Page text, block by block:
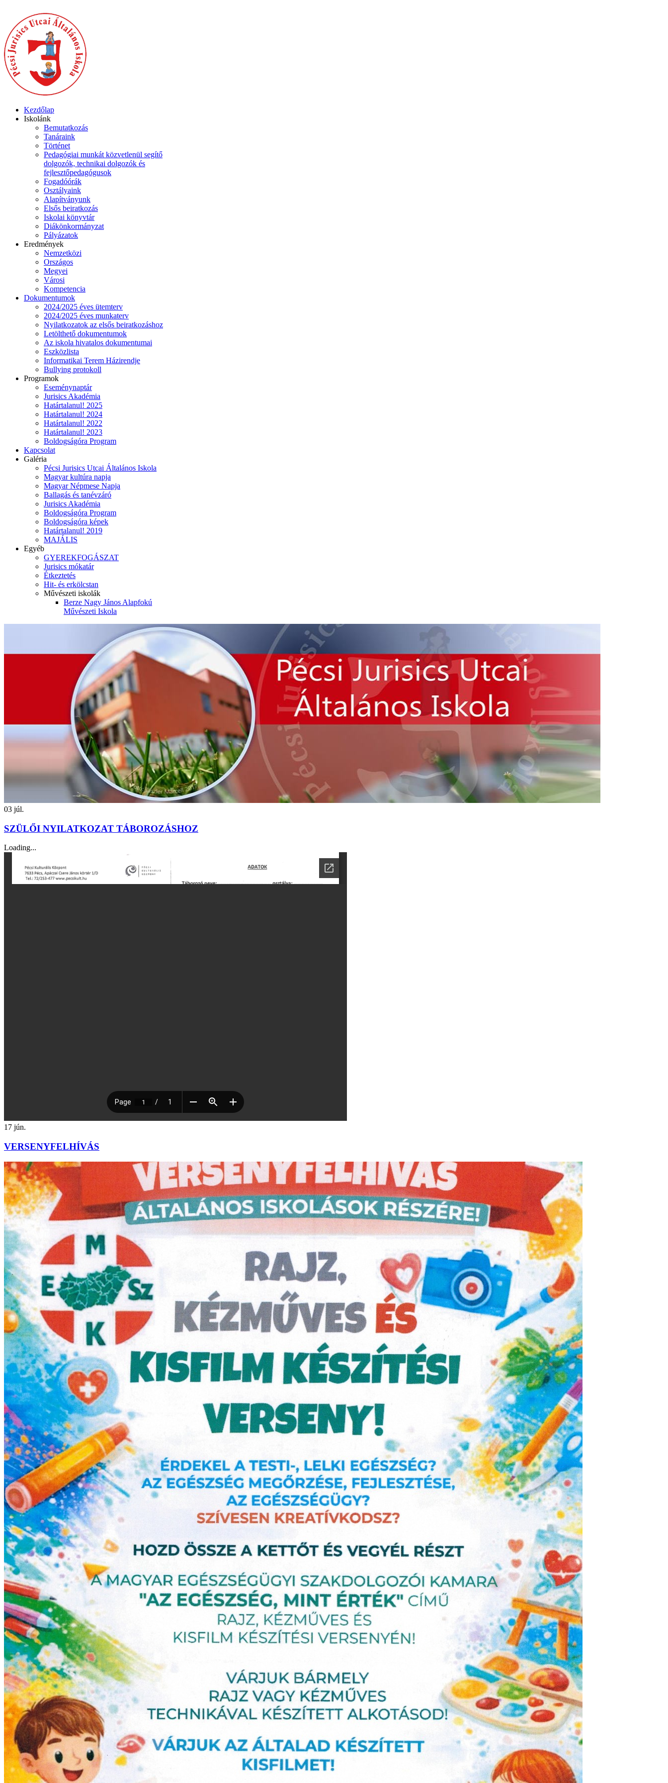
Kezdőlap
Iskolánk
Bemutatkozás
Tanáraink
Történet
Pedagógiai munkát közvetlenül segítő
dolgozók, technikai dolgozók és
fejlesztőpedagógusok
Fogadóórák
Osztályaink
Alapítványunk
Elsős beiratkozás
Iskolai könyvtár
Diákönkormányzat
Pályázatok
Eredmények
Nemzetközi
Országos
Megyei
Városi
Kompetencia
Dokumentumok
2024/2025 éves ütemterv
2024/2025 éves munkaterv
Nyilatkozatok az elsős beiratkozáshoz
Letölthető dokumentumok
Az iskola hivatalos dokumentumai
Eszközlista
Informatikai Terem Házirendje
Bullying protokoll
Programok
Eseménynaptár
Jurisics Akadémia
Határtalanul! 2025
Határtalanul! 2024
Határtalanul! 2022
Határtalanul! 2023
Boldogságóra Program
Kapcsolat
Galéria
Pécsi Jurisics Utcai Általános Iskola
Magyar kultúra napja
Magyar Népmese Napja
Ballagás és tanévzáró
Jurisics Akadémia
Boldogságóra Program
Boldogságóra képek
Határtalanul! 2019
MAJÁLIS
Egyéb
GYEREKFOGÁSZAT
Jurisics mókatár
Étkeztetés
Hit- és erkölcstan
Művészeti iskolák
Berze Nagy János Alapfokú
Művészeti Iskola
03 júl.
SZÜLŐI NYILATKOZAT TÁBOROZÁSHOZ
Loading...
17 jún.
VERSENYFELHÍVÁS